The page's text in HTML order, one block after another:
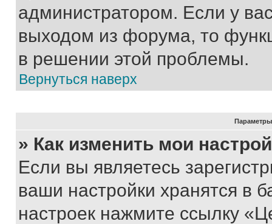
администратором. Если у
выходом из форума, то
в решении этой проблемы.
Вернуться наверх
Параметры
» Как изменить мои
Если вы являетесь
ваши настройки хранятся в
настроек нажмите ссылку